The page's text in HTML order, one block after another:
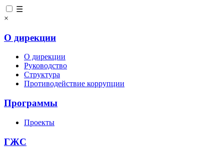
☰
×
О дирекции
О дирекции
Руководство
Структура
Противодействие коррупции
Программы
Проекты
ГЖС